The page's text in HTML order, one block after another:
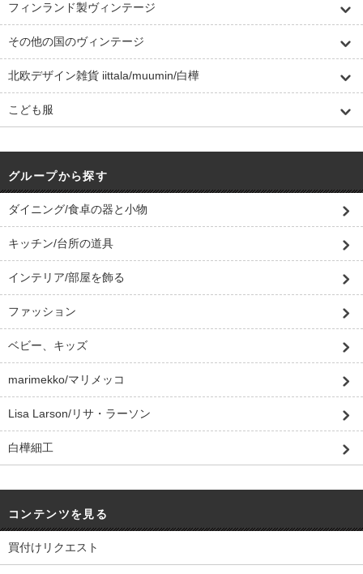
フィンランド製ヴィンテージ
その他の国のヴィンテージ
北欧デザイン雑貨 iittala/muumin/白樺
こども服
グループから探す
ダイニング/食卓の器と小物
キッチン/台所の道具
インテリア/部屋を飾る
ファッション
ベビー、キッズ
marimekko/マリメッコ
Lisa Larson/リサ・ラーソン
白樺細工
コンテンツを見る
買付けリクエスト